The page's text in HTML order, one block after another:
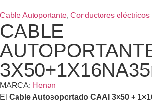
Cable Autoportante, Conductores eléctricos
CABLE
MARCA: Henan
El Cable Autosoportado CAAI 3×50 +